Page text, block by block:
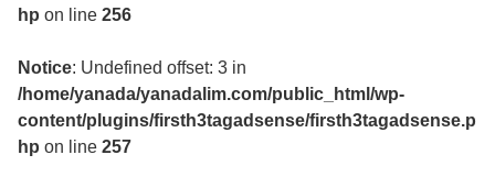
hp on line256
Notice: Undefined offset: 3 in
/home/yanada/yanadalim.com/public_html/wp-
content/plugins/firsth3tagadsense/firsth3tagadsense.p
hp on line257